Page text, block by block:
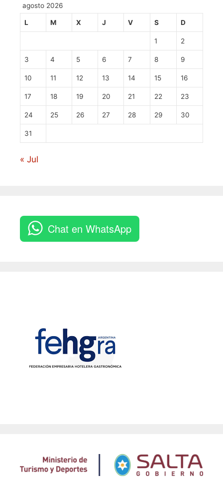
agosto 2026
L M X J V S D
1 2
3 4 5 6 7 8 9
10 11 12 13 14 15 16
17 18 19 20 21 22 23
24 25 26 27 28 29 30
31
« Jul
Chat en WhatsApp